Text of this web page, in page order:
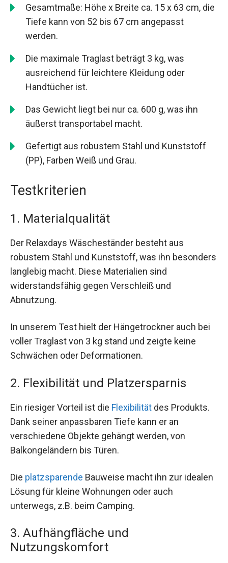
Gesamtmaße: Höhe x Breite ca. 15 x 63 cm, die
Tiefe kann von 52 bis 67 cm angepasst
werden.
Die maximale Traglast beträgt 3 kg, was
ausreichend für leichtere Kleidung oder
Handtücher ist.
Das Gewicht liegt bei nur ca. 600 g, was ihn
äußerst transportabel macht.
Gefertigt aus robustem Stahl und Kunststoff
(PP), Farben Weiß und Grau.
Testkriterien
1. Materialqualität
Der Relaxdays Wäscheständer besteht aus
robustem Stahl und Kunststoff, was ihn besonders
langlebig macht. Diese Materialien sind
widerstandsfähig gegen Verschleiß und
Abnutzung.
In unserem Test hielt der Hängetrockner auch bei
voller Traglast von 3 kg stand und zeigte keine
Schwächen oder Deformationen.
2. Flexibilität und Platzersparnis
Ein riesiger Vorteil ist die Flexibilität des Produkts.
Dank seiner anpassbaren Tiefe kann er an
verschiedene Objekte gehängt werden, von
Balkongeländern bis Türen.
Die platzsparende Bauweise macht ihn zur idealen
Lösung für kleine Wohnungen oder auch
unterwegs, z.B. beim Camping.
3. Aufhängfläche und
Nutzungskomfort